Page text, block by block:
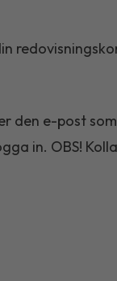
den e-post
in. OBS!